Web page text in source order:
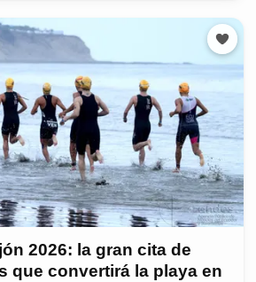
2026: la gran cita de
que convertirá la playa en